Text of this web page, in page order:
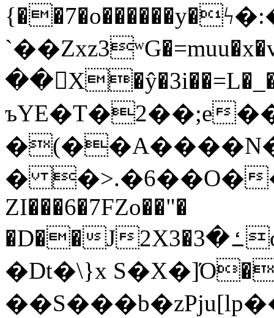
ъYE�T�2��;e
� �>.�6��O�
ZI���6�7FZo��"�
�D��J2X3�ߑ�3o�|aak�q�@����]�K���w���r;�
�Dt�\}x